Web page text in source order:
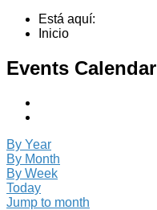
Está aquí:
Inicio
Events Calendar
By Year
By Month
By Week
Today
Jump to month